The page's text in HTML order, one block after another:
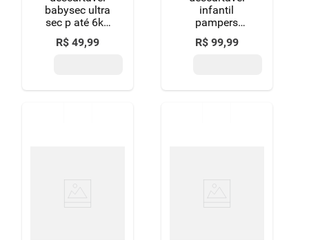
babysec ultra
sec p até 6kg
megapacote
42 unidades
R$ 49,99
infantil
pampers
supersequinha
g pacote 60
R$ 99,99